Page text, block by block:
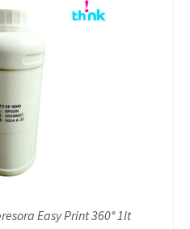
Easy Print 360° 1lt